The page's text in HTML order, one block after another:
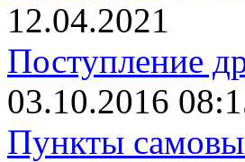
12.04.2021
Поступление
03.10.2016
Пункты